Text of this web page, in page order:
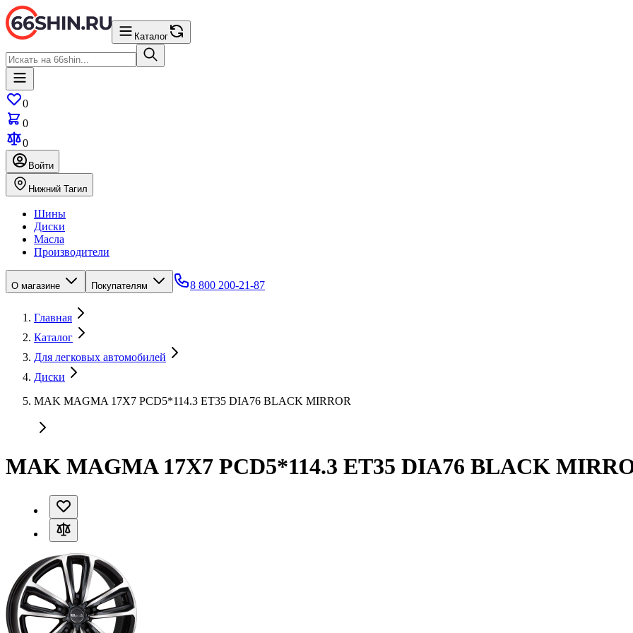
Каталог
0
0
0
Войти
Нижний Тагил
Шины
Диски
Масла
Производители
О магазине Покупателям 8 800 200-21-87
Главная
Каталог
Для легковых автомобилей
Диски
MAK MAGMA 17X7 PCD5*114.3 ET35 DIA76 BLACK MIRROR
MAK MAGMA 17X7 PCD5*114.3 ET35 DIA76 BLACK